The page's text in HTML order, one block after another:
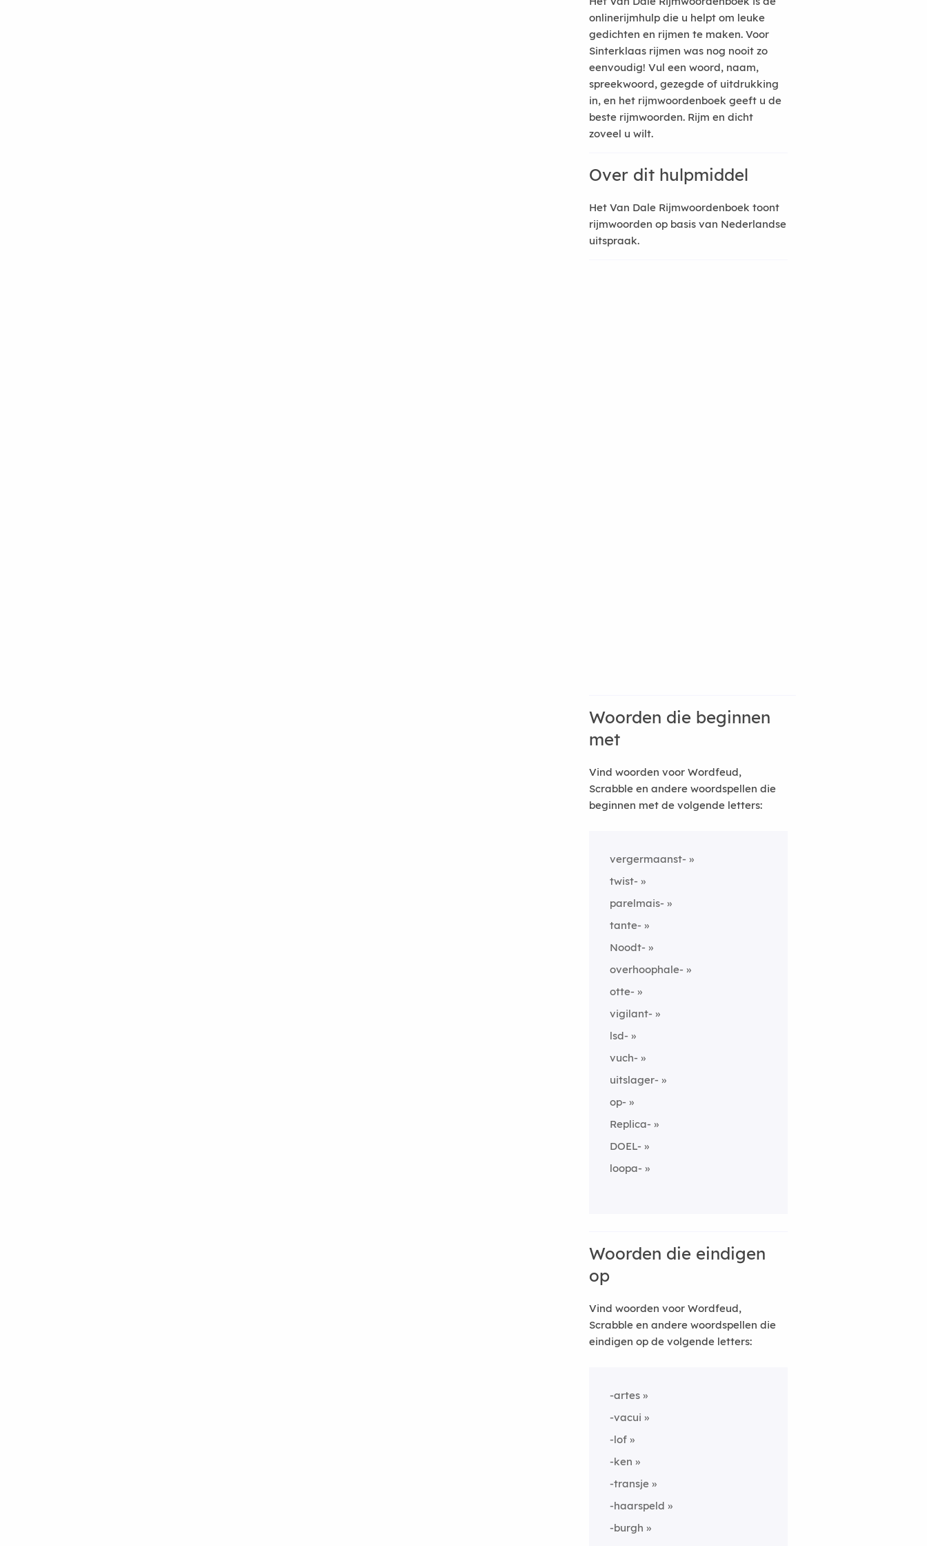
onlinerijmhulp die u helpt om leuke
gedichten en rijmen te maken. Voor
Sinterklaas rijmen was nog nooit zo
eenvoudig! Vul een woord, naam,
spreekwoord, gezegde of uitdrukking
in, en het rijmwoordenboek geeft u de
beste rijmwoorden. Rijm en dicht
zoveel u wilt.
Over dit hulpmiddel
Het Van Dale Rijmwoordenboek toont
rijmwoorden op basis van Nederlandse
uitspraak.
Woorden die beginnen
met
Vind woorden voor Wordfeud,
Scrabble en andere woordspellen die
beginnen met de volgende letters:
vergermaanst-
twist-
parelmais-
tante-
Noodt-
overhoophale-
otte-
vigilant-
lsd-
vuch-
uitslager-
op-
Replica-
DOEL-
loopa-
Woorden die eindigen
op
Vind woorden voor Wordfeud,
Scrabble en andere woordspellen die
eindigen op de volgende letters:
-artes
-vacui
-lof
-ken
-transje
-haarspeld
-burgh